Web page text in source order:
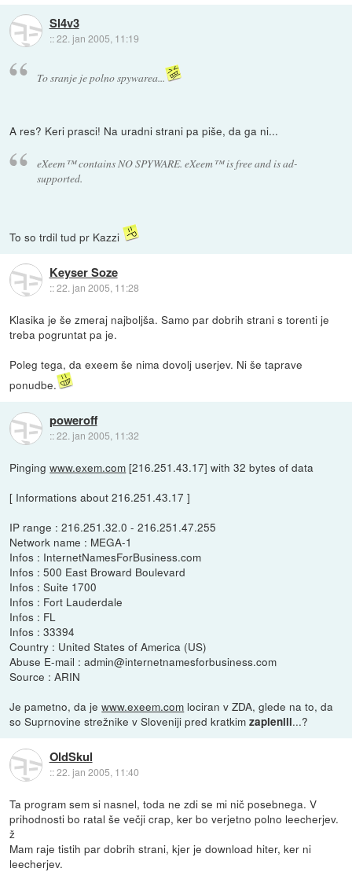
Sl4v3
::22. jan 2005, 11:19
To sranje je polno spywarea...
A res? Keri prasci! Na uradni strani pa piše, da ga ni...
eXeem™ contains NO SPYWARE. eXeem™ is free and is ad-
supported.
To so trdil tud pr Kazzi
Keyser Soze
::22. jan 2005, 11:28
Klasika je še zmeraj najboljša. Samo par dobrih strani s torenti je
treba pogruntat pa je.
Poleg tega, da exeem še nima dovolj userjev. Ni še taprave
ponudbe.
poweroff
::22. jan 2005, 11:32
Pingingwww.exem.com [216.251.43.17] with 32 bytes of data
[ Informations about 216.251.43.17 ]
IP range : 216.251.32.0 - 216.251.47.255
Network name : MEGA-1
Infos : InternetNamesForBusiness.com
Infos : 500 East Broward Boulevard
Infos : Suite 1700
Infos : Fort Lauderdale
Infos : FL
Infos : 33394
Country : United States of America (US)
Abuse E-mail : admin@internetnamesforbusiness.com
Source : ARIN
Je pametno, da jewww.exeem.com lociran v ZDA, glede na to, da
so Suprnovine strežnike v Sloveniji pred kratkimzaplenili...?
OldSkul
::22. jan 2005, 11:40
Ta program sem si nasnel, toda ne zdi se mi nič posebnega. V
prihodnosti bo ratal še večji crap, ker bo verjetno polno leecherjev.
ž
Mam raje tistih par dobrih strani, kjer je download hiter, ker ni
leecherjev.